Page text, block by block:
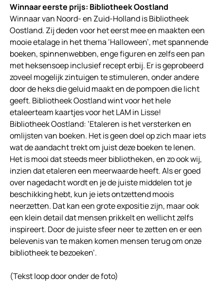
Winnaar eerste prijs: Bibliotheek Oostland
Winnaar van Noord- en Zuid-Holland is Bibliotheek
Oostland. Zij deden voor het eerst mee en maakten een
mooie etalage in het thema ‘Halloween’, met spannende
boeken, spinnenwebben, enge figuren en zelfs een pan
met heksensoep inclusief recept erbij. Er is geprobeerd
zoveel mogelijk zintuigen te stimuleren, onder andere
door de heks die geluid maakt en de pompoen die licht
geeft. Bibliotheek Oostland wint voor het hele
etaleerteam kaartjes voor het LAM in Lisse!
Bibliotheek Oostland: ‘Etaleren is het versterken en
omlijsten van boeken. Het is geen doel op zich maar iets
wat de aandacht trekt om juist deze boeken te lenen.
Het is mooi dat steeds meer bibliotheken, en zo ook wij,
inzien dat etaleren een meerwaarde heeft. Als er goed
over nagedacht wordt en je de juiste middelen tot je
beschikking hebt, kun je iets ontzettend moois
neerzetten. Dat kan een grote expositie zijn, maar ook
een klein detail dat mensen prikkelt en wellicht zelfs
inspireert. Door de juiste sfeer neer te zetten en er een
belevenis van te maken komen mensen terug om onze
bibliotheek te bezoeken’.
(Tekst loop door onder de foto)